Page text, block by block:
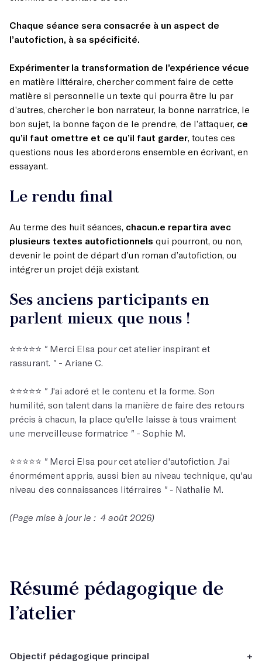
Chaque séance sera consacrée à un aspect de
l’autofiction, à sa spécificité.
Expérimenter la transformation de l’expérience vécue
en matière littéraire, chercher comment faire de cette
matière si personnelle un texte qui pourra être lu par
d’autres, chercher le bon narrateur, la bonne narratrice, le
bon sujet, la bonne façon de le prendre, de l’attaquer, ce
qu’il faut omettre et ce qu’il faut garder, toutes ces
questions nous les aborderons ensemble en écrivant, en
essayant.
Le rendu final
Au terme des huit séances, chacun.e repartira avec
plusieurs textes autofictionnels qui pourront, ou non,
devenir le point de départ d’un roman d’autofiction, ou
intégrer un projet déjà existant.
Ses anciens participants en
parlent mieux que nous !
⭐️⭐️⭐️⭐️⭐️ " Merci Elsa pour cet atelier inspirant et
rassurant. " - Ariane C.
⭐️⭐️⭐️⭐️⭐️ " J'ai adoré et le contenu et la forme. Son
humilité, son talent dans la manière de faire des retours
précis à chacun, la place qu'elle laisse à tous vraiment
une merveilleuse formatrice " - Sophie M.
⭐️⭐️⭐️⭐️⭐️ " Merci Elsa pour cet atelier d'autofiction. J'ai
énormément appris, aussi bien au niveau technique, qu'au
niveau des connaissances litérraires " - Nathalie M.
(Page mise à jour le : 4 août 2026)
Résumé pédagogique de
l’atelier
Objectif pédagogique principal +